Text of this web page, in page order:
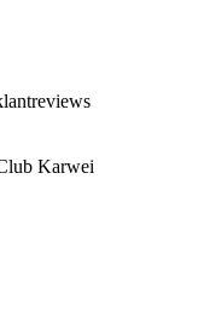
Karwei